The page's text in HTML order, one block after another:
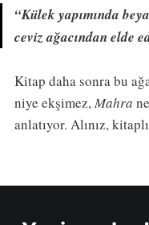
“Külek yapımında
ceviz ağacından elde
Kitap daha sonra bu
niye ekşimez,Mahra
anlatıyor. Alınız,